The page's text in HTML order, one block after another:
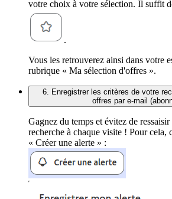
votre choix à votre sélection. Il suffit
.
Vous les retrouverez ainsi dans votre
rubrique « Ma sélection d'offres ».
6. Enregistrer les critères de votre
offres par e-mail
Gagnez du temps et évitez de
recherche à chaque visite ! Pour cela,
« Créer une alerte » :